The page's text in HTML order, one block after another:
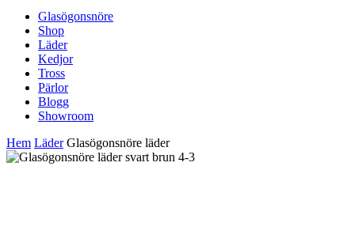
Glasögonsnöre
Shop
Läder
Kedjor
Tross
Pärlor
Blogg
Showroom
Hem Läder Glasögonsnöre läder